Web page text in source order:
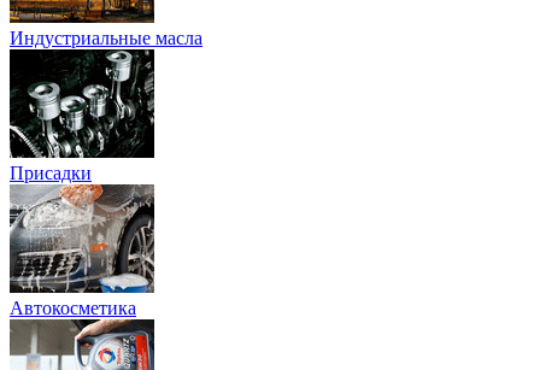
Индустриальные масла
Присадки
Автокосметика